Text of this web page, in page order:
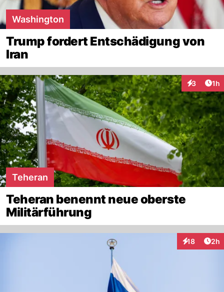
Washington
Trump fordert Entschädigung von
Iran
3 1h
Teheran
Teheran benennt neue oberste
Militärführung
18
Interaktionen
2h